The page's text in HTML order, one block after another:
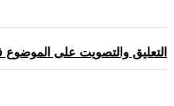
التعليق والتصويت على